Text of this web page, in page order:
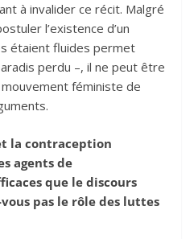
à invalider ce récit. Malgré
l’existence d’un
étaient fluides permet
perdu –, il ne peut être
féministe de
la contraception
agents de
que le discours
pas le rôle des luttes